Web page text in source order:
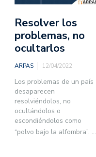
Resolver los
problemas, no
ocultarlos
ARPAS 12/04/2022
Los problemas de un país
desaparecen
resolviéndolos, no
ocultándolos o
escondiéndolos como
“polvo bajo la alfombra”. ...